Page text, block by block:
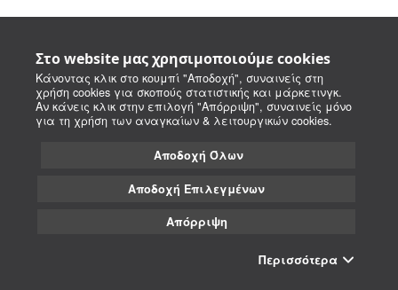
Στο website μας χρησιμοποιούμε cookies
Κάνοντας κλικ στο κουμπί "Αποδοχή", συναινείς στη
χρήση cookies για σκοπούς στατιστικής και μάρκετινγκ.
Αν κάνεις κλικ στην επιλογή "Απόρριψη", συναινείς μόνο
για τη χρήση των αναγκαίων & λειτουργικών cookies.
Αποδοχή Όλων
Αποδοχή Επιλεγμένων
Απόρριψη
Περισσότερα